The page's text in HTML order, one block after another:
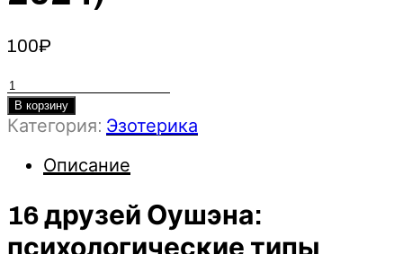
100₽
Количество
товара
16
Оушэна:
типы
Придворных
В корзину
Категория: Эзотерика
Описание
16 друзей Оушэна:
психологические типы